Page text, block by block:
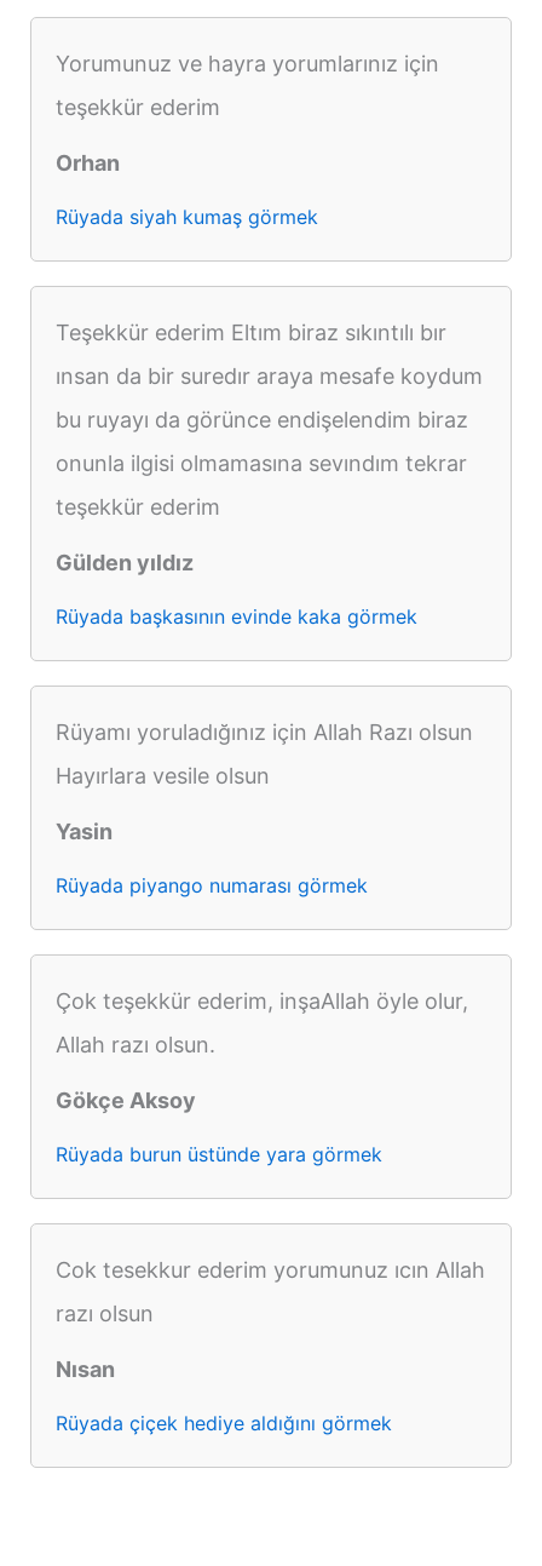
Yorumunuz ve hayra yorumlarınız için
teşekkür ederim
Orhan
Rüyada siyah kumaş görmek
Teşekkür ederim Eltım biraz sıkıntılı bır
ınsan da bir suredır araya mesafe koydum
bu ruyayı da görünce endişelendim biraz
onunla ilgisi olmamasına sevındım tekrar
teşekkür ederim
Gülden yıldız
Rüyada başkasının evinde kaka görmek
Rüyamı yoruladığınız için Allah Razı olsun
Hayırlara vesile olsun
Yasin
Rüyada piyango numarası görmek
Çok teşekkür ederim, inşaAllah öyle olur,
Allah razı olsun.
Gökçe Aksoy
Rüyada burun üstünde yara görmek
Cok tesekkur ederim yorumunuz ıcın Allah
razı olsun
Nısan
Rüyada çiçek hediye aldığını görmek